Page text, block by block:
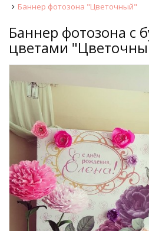
Баннер фотозона "Цветочный"
Баннер фотозона с
цветами